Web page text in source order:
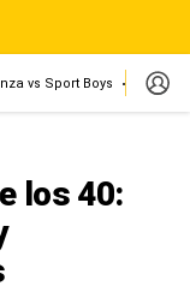
vs Sport Boys Jorge
los 40: